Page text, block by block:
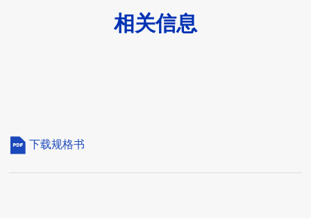
相关信息
下载规格书